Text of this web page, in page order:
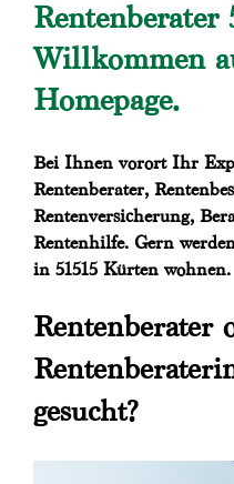
Rentenberater
Willkommen
Homepage.
Bei Ihnen vorort Ihr
Rentenberater,
Rentenversicherung,
Rentenhilfe. Gern
in 51515 Kürten wohnen.
Rentenberater
gesucht?